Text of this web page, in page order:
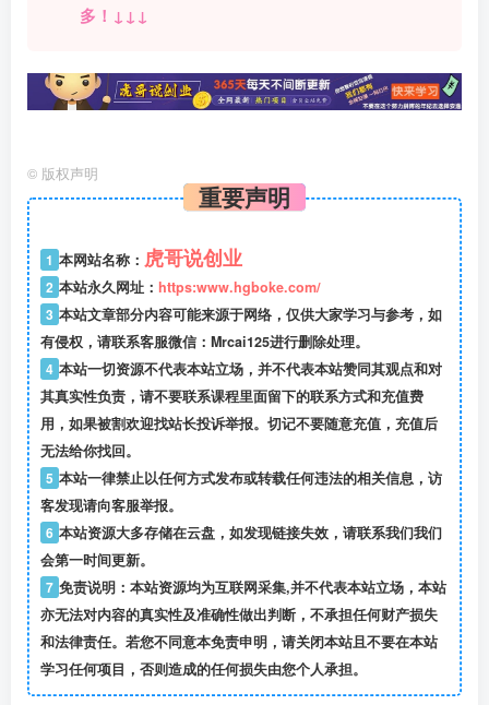
多！↓↓↓
© 版权声明
重要声明
1 本网站名称： 虎哥说创业
2 本站永久网址： https:www.hgboke.com/
3 本站文章部分内容可能来源于网络，仅供大家学习与参考，如
有侵权，请联系客服微信：Mrcai125进行删除处理。
4 本站一切资源不代表本站立场，并不代表本站赞同其观点和对
其真实性负责，请不要联系课程里面留下的联系方式和充值费
用，如果被割欢迎找站长投诉举报。切记不要随意充值，充值后
无法给你找回。
5 本站一律禁止以任何方式发布或转载任何违法的相关信息，访
客发现请向客服举报。
6 本站资源大多存储在云盘，如发现链接失效，请联系我们我们
会第一时间更新。
7 免责说明：本站资源均为互联网采集,并不代表本站立场，本站
亦无法对内容的真实性及准确性做出判断，不承担任何财产损失
和法律责任。若您不同意本免责申明，请关闭本站且不要在本站
学习任何项目，否则造成的任何损失由您个人承担。